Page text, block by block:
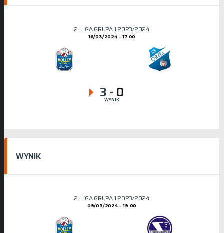
2. LIGA GRUPA 1 2023/2024
16/03/2024 17:00
3- 0
WYNIK
WYNIK
2. LIGA GRUPA 1 2023/2024
09/03/2024 19:00